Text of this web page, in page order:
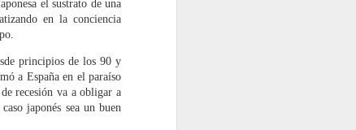
el sustrato de una
en la conciencia
principios de los 90 y
a España en el paraíso
recesión va a obligar a
japonés sea un buen